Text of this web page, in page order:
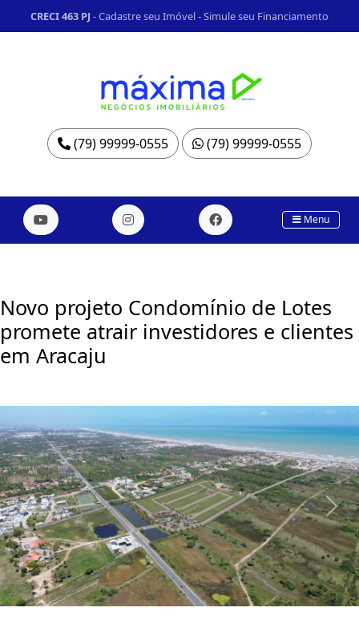
CRECI 463 PJ -Cadastre seu Imóvel-Simule seu Financiamento
(79) 99999-0555 (79) 99999-0555
Menu
Novo projeto Condomínio de Lotes
promete atrair investidores e clientes
em Aracaju
Previous Next